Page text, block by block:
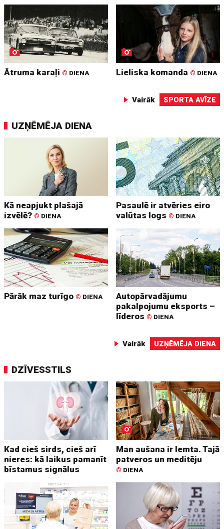
Ātruma karaļi © DIENA Lieliska komanda © DIENA
Vairāk SPORTA AVĪZE
UZŅĒMĒJA DIENA
Kā neapjukt plašajā
izvēlē? © DIENA
Pasaulē ir atvēries eiro
valūtas logs © DIENA
Pārāk maz turīgo © DIENA
Autopārvadājumu
pakalpojumu eksports –
līderos © DIENA
Vairāk UZŅĒMĒJA DIENA
DZĪVESSTILS
Kad cieš sirds, cieš arī
nieres: kā laikus pamanīt
bīstamus signālus
Man aušana ir lemta. Tajā
patveros un meditēju
© DIENA